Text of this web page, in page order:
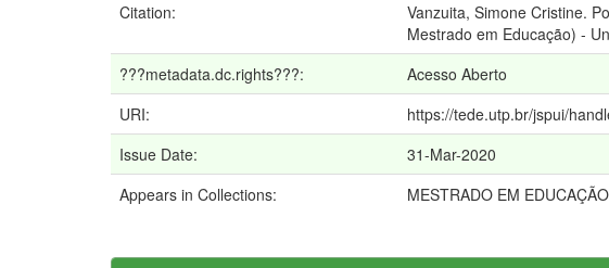
Citation:
Vanzuita, Simone Cristine.
Mestrado em Educação) -
???metadata.dc.rights???:
Acesso Aberto
URI:
https://tede.utp.br/jspui/
Issue Date:
31-Mar-2020
Appears in Collections:
MESTRADO EM EDUCAÇÃO